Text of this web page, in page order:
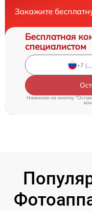
Закажите
Бесплатная
специалистом
Нажимая на кнопку